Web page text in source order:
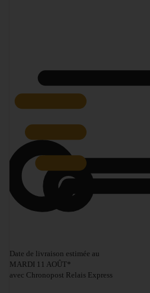
Date de livraison estimée au
MARDI 11 AOÛT*
avec Chronopost Relais Express